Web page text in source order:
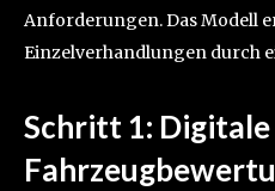
Anforderungen. Das Modell
Einzelverhandlungen durch
Schritt 1: Digitale